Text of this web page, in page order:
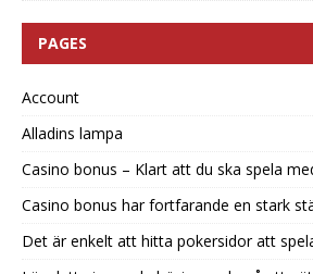
PAGES
Account
Alladins lampa
Casino bonus – Klart att du ska spela
Casino bonus har fortfarande en stark
Det är enkelt att hitta pokersidor att